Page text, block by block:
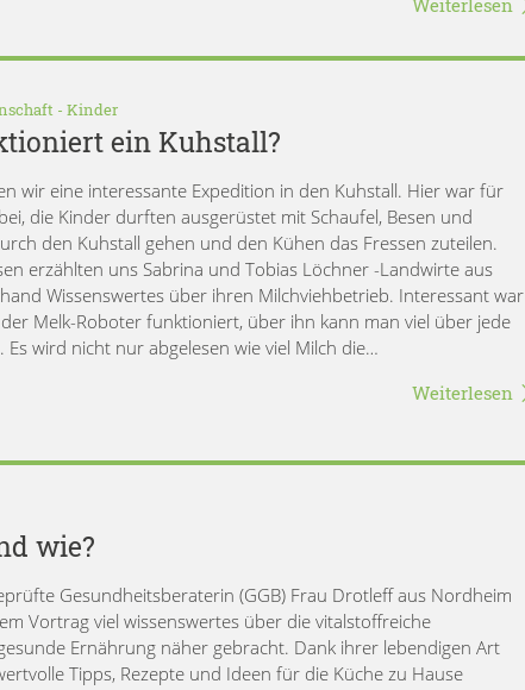
- Kinder
ein Kuhstall?
wir eine interessante Expedition in den Kuhstall. Hier war für
die Kinder durften ausgerüstet mit Schaufel, Besen und
den Kuhstall gehen und den Kühen das Fressen zuteilen.
erzählten uns Sabrina und Tobias Löchner -Landwirte aus
Wissenswertes über ihren Milchviehbetrieb. Interessant war
Melk-Roboter funktioniert, über ihn kann man viel über jede
Es wird nicht nur abgelesen wie viel Milch die…
Weiterlesen
wie?
Gesundheitsberaterin (GGB) Frau Drotleff aus Nordheim
Vortrag viel wissenswertes über die vitalstoffreiche
Ernährung näher gebracht. Dank ihrer lebendigen Art
Tipps, Rezepte und Ideen für die Küche zu Hause